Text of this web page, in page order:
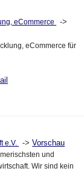
eCommerce
->
eCommerce für
e.V. ->Vorschau
und
Wir sind kein